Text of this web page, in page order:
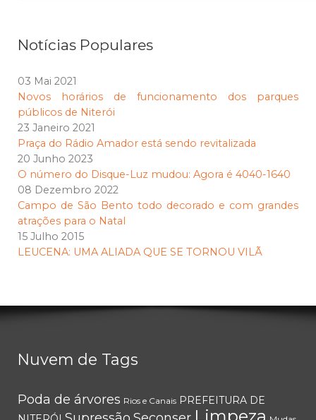
Notícias Populares
03 Mai 2021
Novos horários de funcionamento dos parques
públicos de Niterói
23 Janeiro 2021
Praça do Rádio Amador está sendo revitalizada
20 Junho 2023
O número do Disque-Luz mudou: Agora é 4040-1640
08 Dezembro 2022
Campo de São Bento todo decorado e com grandes
atrações para o Natal
15 Julho 2015
LEUCENA: UMA ALIADA QUE SE TORNOU VILÃ
Nuvem de Tags
Poda de árvores Rios e Canais PREFEITURA DE